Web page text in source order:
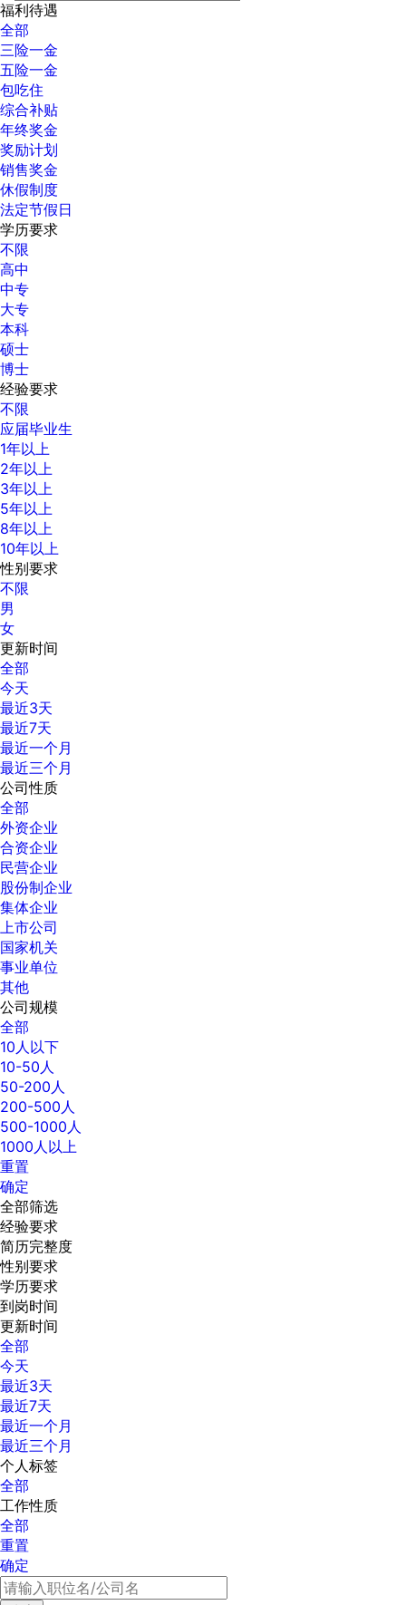
福利待遇
全部
三险一金
五险一金
包吃住
综合补贴
年终奖金
奖励计划
销售奖金
休假制度
法定节假日
学历要求
不限
高中
中专
大专
本科
硕士
博士
经验要求
不限
应届毕业生
1年以上
2年以上
3年以上
5年以上
8年以上
10年以上
性别要求
不限
男
女
更新时间
全部
今天
最近3天
最近7天
最近一个月
最近三个月
公司性质
全部
外资企业
合资企业
民营企业
股份制企业
集体企业
上市公司
国家机关
事业单位
其他
公司规模
全部
10人以下
10-50人
50-200人
200-500人
500-1000人
1000人以上
重置
确定
全部筛选
经验要求
简历完整度
性别要求
学历要求
到岗时间
更新时间
全部
今天
最近3天
最近7天
最近一个月
最近三个月
个人标签
全部
工作性质
全部
重置
确定